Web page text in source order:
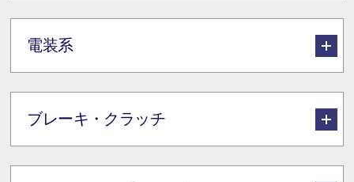
電装系
ブレーキ・クラッチ